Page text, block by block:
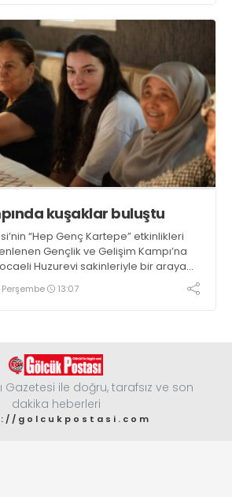
kuşaklar buluştu
“Hep Genç Kartepe” etkinlikleri
Gençlik ve Gelişim Kampı’na
Huzurevi sakinleriyle bir araya
13:07
Gazetesi ile doğru, tarafsız ve son
dakika heberleri
golcukpostasi.com